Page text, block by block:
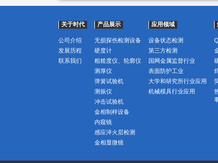
关于时代
公司介绍
发展历程
联系我们
产品展示
无损探伤检测设备
硬度计
粗糙度仪、轮廓仪
测厚仪
弹簧试验机
测振仪
冲击试验机
金相制样设备
内窥镜
感应淬火层检测
金相显微镜
应用领域
设备状态检测
第三方检测
国网金属监督行业
表面防护工业
大学和研究所行业应用
机械模具行业应用